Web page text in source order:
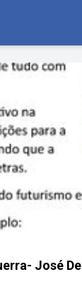
José